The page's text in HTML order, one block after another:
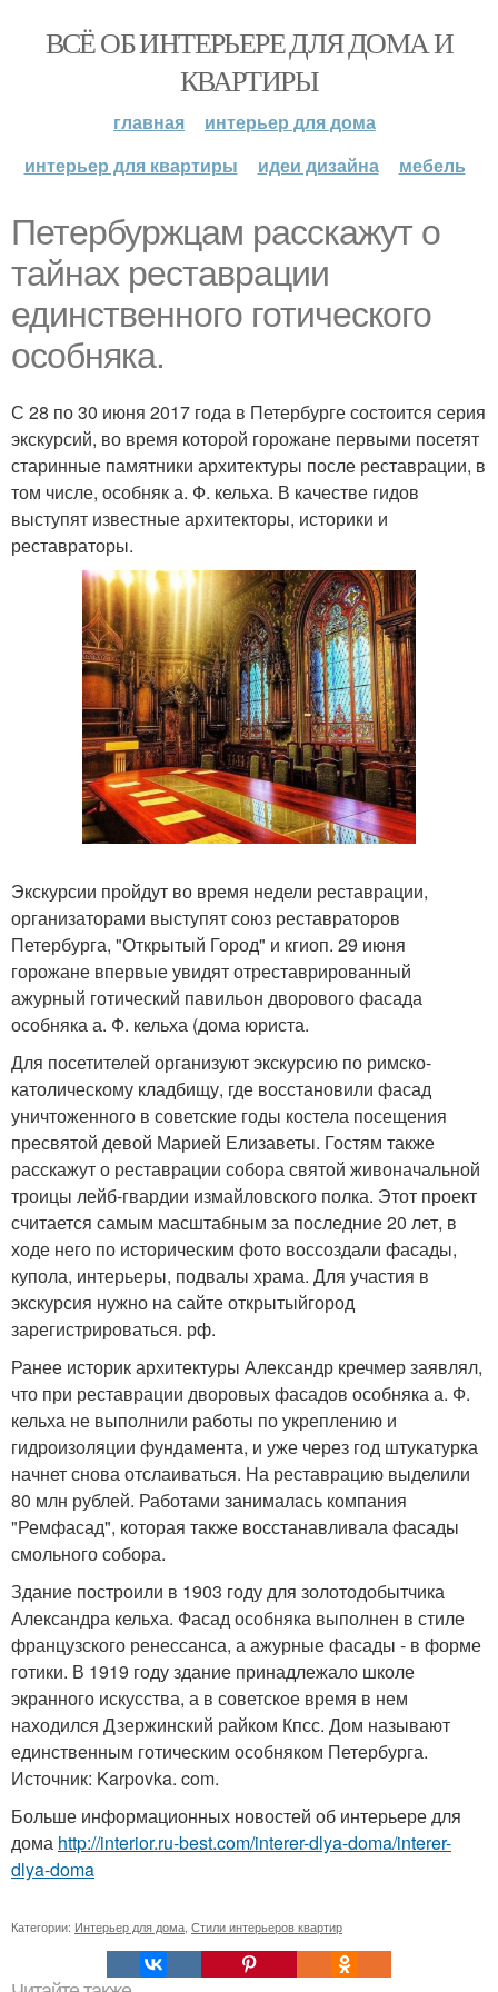
ВСЁ ОБ ИНТЕРЬЕРЕ ДЛЯ ДОМА И
КВАРТИРЫ
главная
интерьер для дома
интерьер для квартиры
идеи дизайна мебель
Петербуржцам расскажут о
тайнах реставрации
единственного готического
особняка.
С 28 по 30 июня 2017 года в Петербурге состоится серия
экскурсий, во время которой горожане первыми посетят
старинные памятники архитектуры после реставрации, в
том числе, особняк а. Ф. кельха. В качестве гидов
выступят известные архитекторы, историки и
реставраторы.
Экскурсии пройдут во время недели реставрации,
организаторами выступят союз реставраторов
Петербурга, "Открытый Город" и кгиоп. 29 июня
горожане впервые увидят отреставрированный
ажурный готический павильон дворового фасада
особняка а. Ф. кельха (дома юриста.
Для посетителей организуют экскурсию по римско-
католическому кладбищу, где восстановили фасад
уничтоженного в советские годы костела посещения
пресвятой девой Марией Елизаветы. Гостям также
расскажут о реставрации собора святой живоначальной
троицы лейб-гвардии измайловского полка. Этот проект
считается самым масштабным за последние 20 лет, в
ходе него по историческим фото воссоздали фасады,
купола, интерьеры, подвалы храма. Для участия в
экскурсия нужно на сайте открытыйгород
зарегистрироваться. рф.
Ранее историк архитектуры Александр кречмер заявлял,
что при реставрации дворовых фасадов особняка а. Ф.
кельха не выполнили работы по укреплению и
гидроизоляции фундамента, и уже через год штукатурка
начнет снова отслаиваться. На реставрацию выделили
80 млн рублей. Работами занималась компания
"Ремфасад", которая также восстанавливала фасады
смольного собора.
Здание построили в 1903 году для золотодобытчика
Александра кельха. Фасад особняка выполнен в стиле
французского ренессанса, а ажурные фасады - в форме
готики. В 1919 году здание принадлежало школе
экранного искусства, а в советское время в нем
находился Дзержинский райком Кпсс. Дом называют
единственным готическим особняком Петербурга.
Источник: Karpovka. com.
Больше информационных новостей об интерьере для
дома http://interior.ru-best.com/interer-dlya-doma/interer-
dlya-doma
Категории: Интерьер для дома Стили интерьеров квартир